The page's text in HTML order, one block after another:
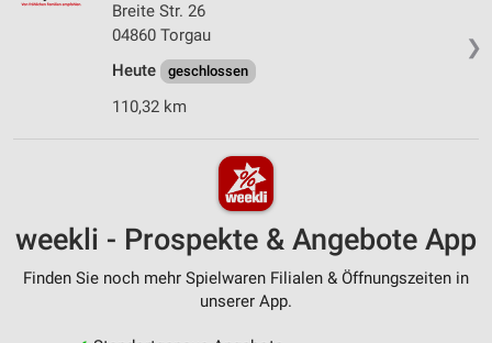
❯
Breite Str. 26
04860 Torgau
Heute
geschlossen
110,32 km
weekli - Prospekte & Angebote App
Finden Sie noch mehr Spielwaren Filialen & Öffnungszeiten in
unserer App.